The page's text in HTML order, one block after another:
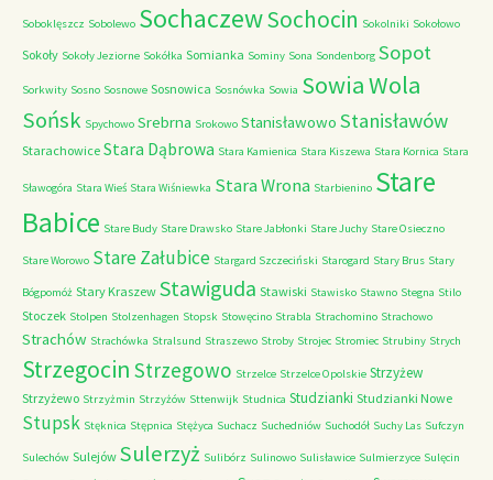
Soboklęszcz Sobolewo SochaczewSochocin Sokolniki Sokołowo
Sokoły Sokoły Jeziorne Sokółka Somianka Sominy Sona Sondenborg Sopot
Sorkwity Sosno Sosnowe Sosnowica Sosnówka Sowia Sowia Wola
Sońsk Spychowo Srebrna Srokowo Stanisławowo Stanisławów
Starachowice Stara Dąbrowa Stara Kamienica Stara Kiszewa Stara Kornica Stara
Sławogóra Stara Wieś Stara Wiśniewka Stara Wrona Starbienino Stare
Babice Stare Budy Stare Drawsko Stare Jabłonki Stare Juchy Stare Osieczno
Stare Worowo Stare Załubice Stargard Szczeciński Starogard Stary Brus Stary
Bógpomóż Stary Kraszew Stawiguda Stawiski Stawisko Stawno Stegna Stilo
Stoczek Stolpen Stolzenhagen Stopsk Stowęcino Strabla Strachomino Strachowo
Strachów Strachówka Stralsund Straszewo Stroby Strojec Stromiec Strubiny Strych
Strzegocin Strzegowo Strzelce Strzelce Opolskie Strzyżew
Strzyżewo Strzyżmin Strzyżów Sttenwijk Studnica Studzianki Studzianki Nowe
Stupsk Stęknica Stępnica Stężyca Suchacz Suchedniów Suchodół Suchy Las Sufczyn
Sulechów Sulejów Sulerzyż Sulibórz Sulinowo Sulisławice Sulmierzyce Sulęcin